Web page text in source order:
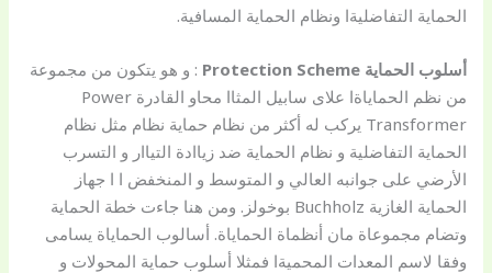
الحماية التفاضليةا ونظام الحماية المسافية.
أسلوب الحماية Protection Scheme
: و هو يتكون من مجموعة
من نظم الحماياةا علاى سابيل المثاا محاو القادرة Power
Transformer يركب له أكثر من نظام حماية نظام مثل نظام
الحماية التفاضلية و نظام الحماية ضد زياادة التياار و التسرب
الأرضي على جوانبه العالي و المتوسط و المنخفض ا ا جهاز
الحماية الغازية Buchholz بوخولز. ومن هنا جاءت خطة الحماية
وتضام مجموعاة مان أنظماة الحماياة. أسالوب الحماياة يسامى
وفقا لاسم المعدات المحميةا فمثلا أسلوب حماية المحولات و